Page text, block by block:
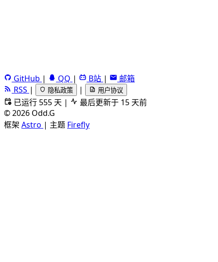
GitHub | QQ | B站 |
邮箱
RSS | 隐私政策 | 用户协议
已运行 555 天 |
最后更新于 15 天前
©2026 Odd.G
框架 Astro | 主题 Firefly